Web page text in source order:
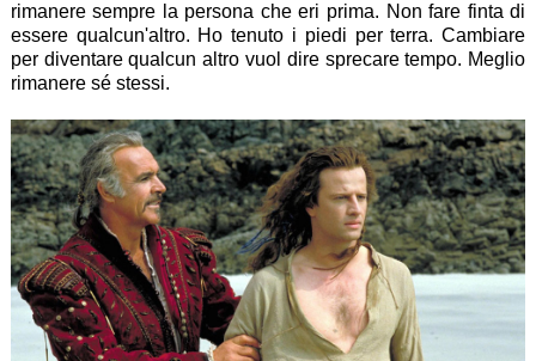
rimanere sempre la persona che eri prima. Non fare finta di
essere qualcun'altro. Ho tenuto i piedi per terra. Cambiare
per diventare qualcun altro vuol dire sprecare tempo. Meglio
rimanere sé stessi.